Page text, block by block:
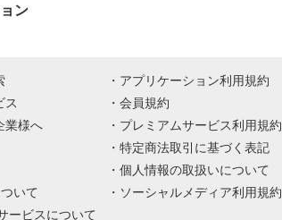
ン
ス
業様へ
いて
ービスについて
アプリケーション利用規約
会員規約
プレミアムサービス利用規約
特定商法取引に基づく表記
個人情報の取扱いについて
ソーシャルメディア利用規約